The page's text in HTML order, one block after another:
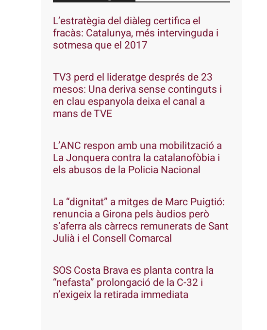
L’estratègia del diàleg certifica el
fracàs: Catalunya, més intervinguda i
sotmesa que el 2017
TV3 perd el lideratge després de 23
mesos: Una deriva sense continguts i
en clau espanyola deixa el canal a
mans de TVE
L’ANC respon amb una mobilització a
La Jonquera contra la catalanofòbia i
els abusos de la Policia Nacional
La “dignitat” a mitges de Marc Puigtió:
renuncia a Girona pels àudios però
s’aferra als càrrecs remunerats de Sant
Julià i el Consell Comarcal
SOS Costa Brava es planta contra la
“nefasta” prolongació de la C-32 i
n’exigeix la retirada immediata